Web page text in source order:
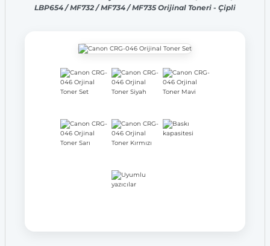
LBP654 / MF732 / MF734 / MF735 Orijinal Toneri - Çipli